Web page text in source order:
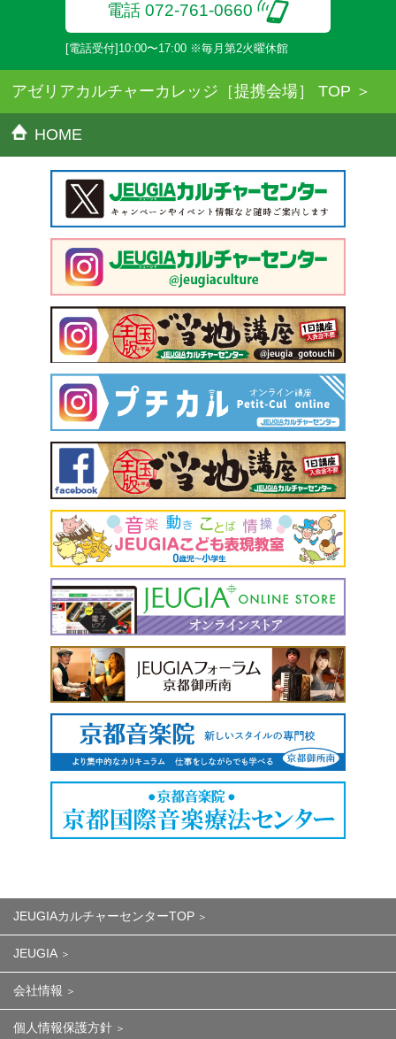
電話 072-761-0660
[電話受付]10:00〜17:00 ※毎月第2火曜休館
アゼリアカルチャーカレッジ［提携会場］ TOP
HOME
JEUGIAカルチャーセンターTOP
JEUGIA
会社情報
個人情報保護方針